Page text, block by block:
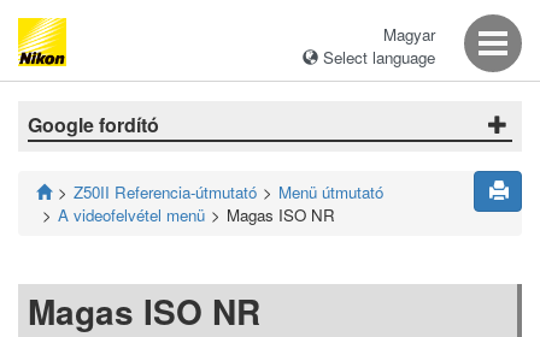
Magyar
Select language
Google fordító
Z50II Referencia-útmutató
Menü útmutató
A videofelvétel menü
Magas ISO NR
Magas ISO NR